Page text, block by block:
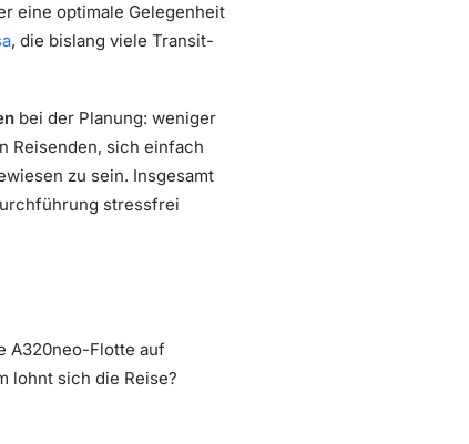
eine optimale Gelegenheit
, die bislang viele Transit-
bei der Planung: weniger
Reisenden, sich einfach
zu sein. Insgesamt
stressfrei
A320neo-Flotte auf
lohnt sich die Reise?